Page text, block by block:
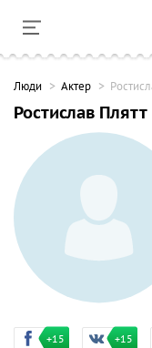
Люди Актер
Ростислав Плятт
+15 +15